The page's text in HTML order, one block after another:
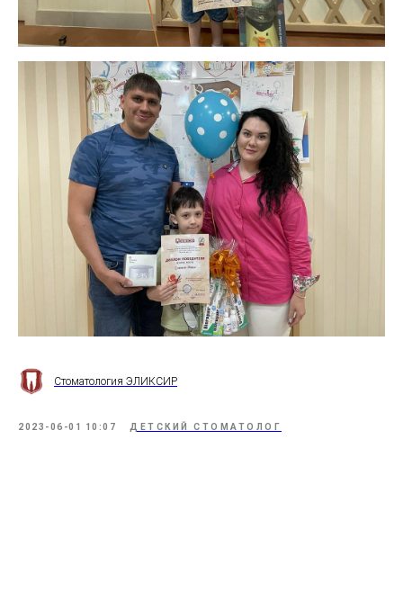
Стоматология ЭЛИКСИР
2023-06-01 10:07 ДЕТСКИЙ СТОМАТОЛОГ